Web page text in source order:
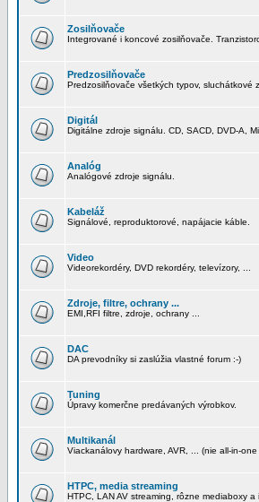
Zosilňovače
Integrované i koncové zosilňovače.
Predzosilňovače
Predzosilňovače všetkých typov, sluchátkové
Digitál
Digitálne zdroje signálu. CD, SACD, DVD-A,
Analóg
Analógové zdroje signálu.
Kabeláž
Signálové, reproduktorové, napájacie káble.
Video
Videorekordéry, DVD rekordéry, televízory, ...
Zdroje, filtre, ochrany ...
EMI,RFI filtre, zdroje, ochrany ...
DAC
DA prevodníky si zaslúžia vlastné forum :-)
Tuning
Úpravy komerčne predávaných výrobkov.
Multikanál
Viackanálovy hardware, AVR, ... (nie all-in-
HTPC, media streaming
HTPC, LAN AV streaming, rôzne mediaboxy